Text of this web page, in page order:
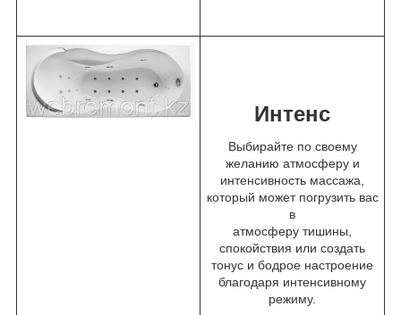
Интенс
Выбирайте по своему
желанию атмосферу и
интенсивность массажа,
который может погрузить вас
в
атмосферу тишины,
спокойствия или создать
тонус и бодрое настроение
благодаря интенсивному
режиму.